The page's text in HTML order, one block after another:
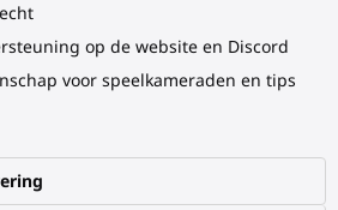
op de website en Discord
voor speelkameraden en tips